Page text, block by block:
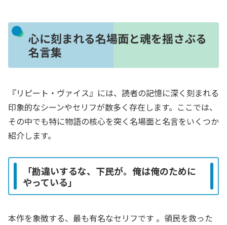
心に刻まれる名場面と魂を揺さぶる
名言集
『リピート・ヴァイス』には、読者の記憶に深く刻まれる
印象的なシーンやセリフが数多く存在します。ここでは、
その中でも特に物語の核心を突く名場面と名言をいくつか
紹介します。
「勘違いするな、下民が。俺は俺のために
やっている」
本作を象徴する、最も有名なセリフです 。領民を救った